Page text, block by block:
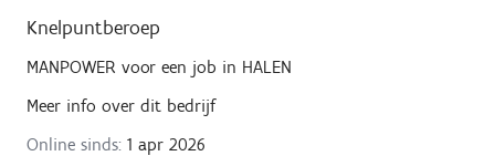
Knelpuntberoep
MANPOWER voor een job in HALEN
Meer info over dit bedrijf
Online sinds: 1 apr 2026